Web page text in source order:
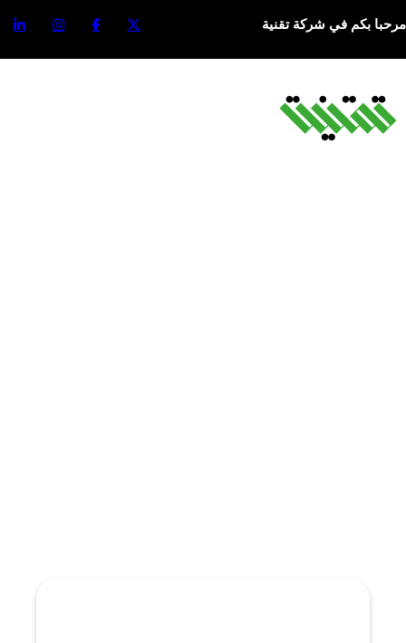
مرحبا بكم في شركة تقنية